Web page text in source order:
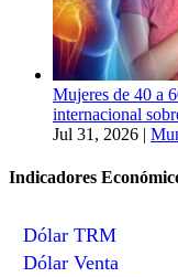
Mujeres de 40 a
internacional
Jul 31, 2026 |
Indicadores
Dólar TRM
Dólar Venta